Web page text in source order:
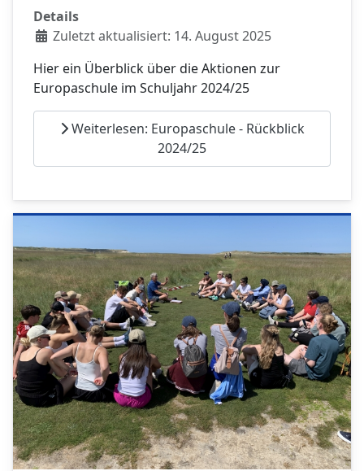
Details
Zuletzt aktualisiert: 14. August 2025
Hier ein Überblick über die Aktionen zur
Europaschule im Schuljahr 2024/25
Weiterlesen: Europaschule - Rückblick
2024/25